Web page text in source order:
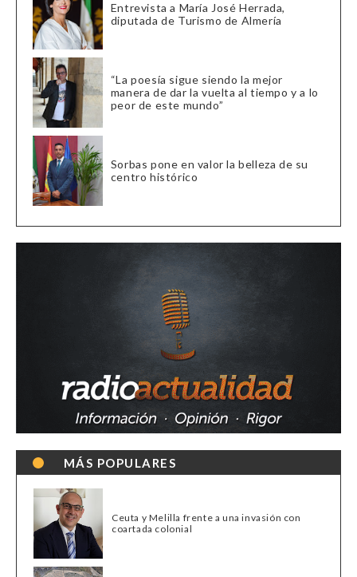
Entrevista a María José Herrada,
diputada de Turismo de Almería
“La poesía sigue siendo la mejor
manera de dar la vuelta al tiempo y a lo
peor de este mundo”
Sorbas pone en valor la belleza de su
centro histórico
MÁS POPULARES
Ceuta y Melilla frente a una invasión con
coartada colonial